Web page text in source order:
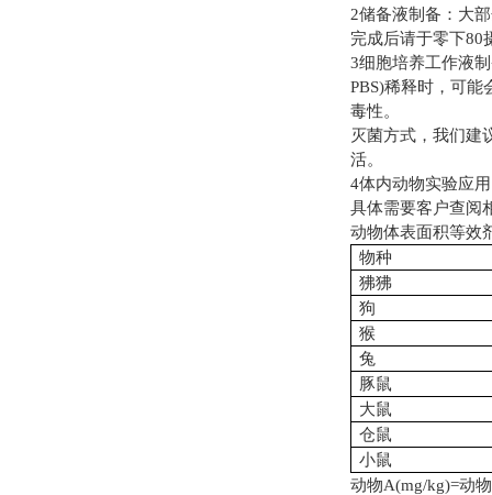
2储备液制备：大
完成后请于零下80
3细胞培养工作液
PBS)稀释时，可
毒性。
灭菌方式，我们建
活。
4体内动物实验应
具体需要客户查阅
动物体表面积等效
物种
狒狒
狗
猴
兔
豚鼠
大鼠
仓鼠
小鼠
动物A(mg/kg)=动